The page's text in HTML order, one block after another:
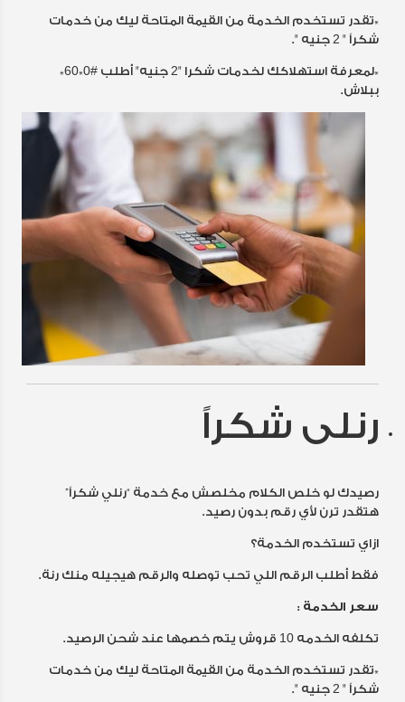
*تقدر تستخدم الخدمة من القيمة المتاحة ليك من خدمات
شكراً " 2 جنيه ".
*لمعرفة استهلاكك لخدمات شكرا "2 جنيه" أطلب #0*60*
ببلاش.
رنلى شكراً
رصيدك لو خلص الكلام مخلصش مع خدمة “رنلي شكراً”
هتقدر ترن لأي رقم بدون رصيد.
ازاي تستخدم الخدمة؟
فقط أطلب الرقم اللي تحب توصله والرقم هيجيله منك رنة.
سعر الخدمة :
تكلفه الخدمه 10 قروش يتم خصمها عند شحن الرصيد.
*تقدر تستخدم الخدمة من القيمة المتاحة ليك من خدمات
شكراً " 2 جنيه ".